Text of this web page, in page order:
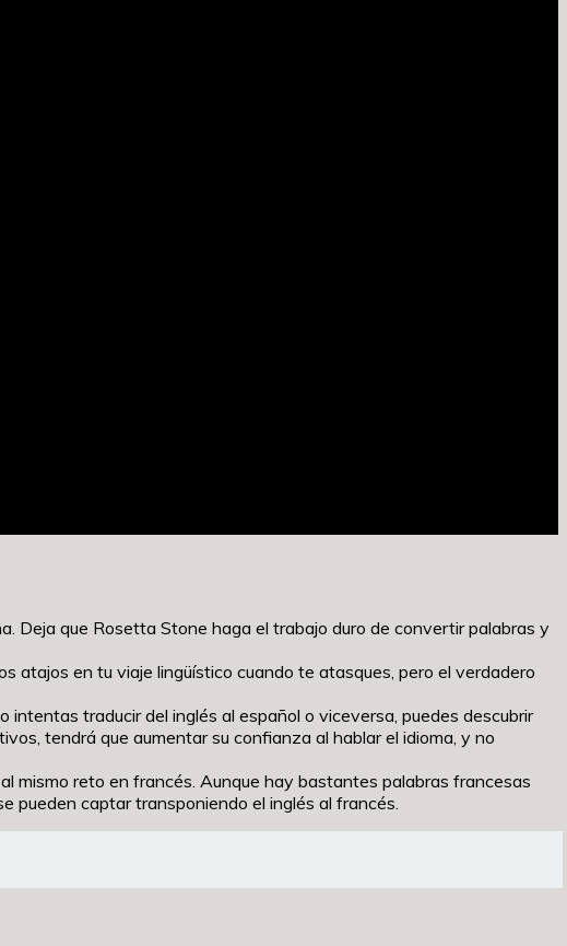
Deja que Rosetta Stone haga el trabajo duro de convertir palabras y
atajos en tu viaje lingüístico cuando te atasques, pero el verdadero
traducir del inglés al español o viceversa, puedes descubrir
tendrá que aumentar su confianza al hablar el idioma, y no
mismo reto en francés. Aunque hay bastantes palabras francesas
pueden captar transponiendo el inglés al francés.